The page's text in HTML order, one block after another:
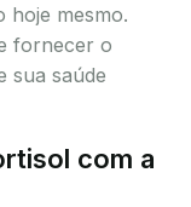
hoje mesmo.
fornecer o
sua saúde
com a